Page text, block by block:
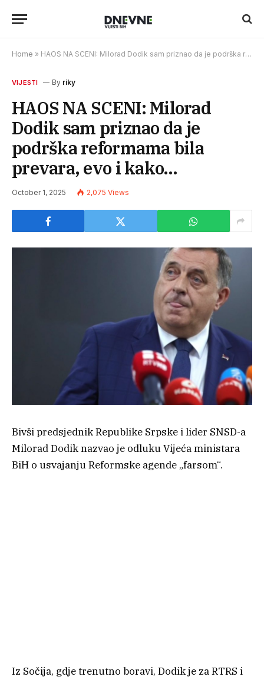
Home » HAOS NA SCENI: Milorad Dodik sam priznao da je podrška reformama bila prevara, evo i kako…
VIJESTI By riky
HAOS NA SCENI: Milorad
Dodik sam priznao da je
podrška reformama bila
prevara, evo i kako…
October 1, 2025 2,075 Views
Bivši predsjednik Republike Srpske i lider SNSD-a
Milorad Dodik nazvao je odluku Vijeća ministara
BiH o usvajanju Reformske agende „farsom“.
Iz Sočija, gdje trenutno boravi, Dodik je za RTRS i